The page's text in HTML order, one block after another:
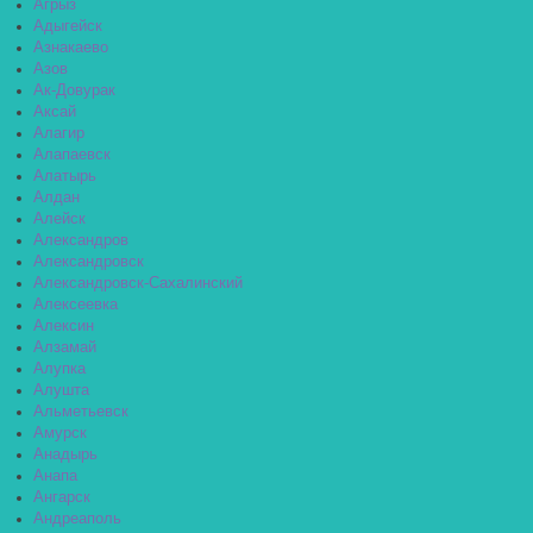
Агрыз
Адыгейск
Азнакаево
Азов
Ак-Довурак
Аксай
Алагир
Алапаевск
Алатырь
Алдан
Алейск
Александров
Александровск
Александровск-Сахалинский
Алексеевка
Алексин
Алзамай
Алупка
Алушта
Альметьевск
Амурск
Анадырь
Анапа
Ангарск
Андреаполь